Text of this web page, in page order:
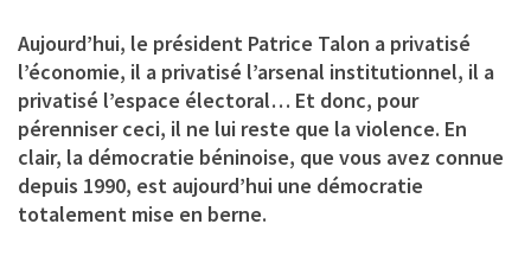
Aujourd’hui, le président Patrice Talon a privatisé
l’économie, il a privatisé l’arsenal institutionnel, il a
privatisé l’espace électoral… Et donc, pour
pérenniser ceci, il ne lui reste que la violence. En
clair, la démocratie béninoise, que vous avez connue
depuis 1990, est aujourd’hui une démocratie
totalement mise en berne.